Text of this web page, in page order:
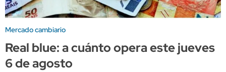
Mercado cambiario
Real blue: a cuánto opera este jueves
6 de agosto